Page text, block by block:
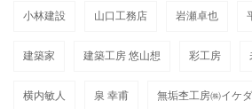
小林建設 山口工務店 岩瀬卓也
建築家 建築工房 悠山想 彩工房
横内敏人 泉 幸甫 無垢杢工房㈱イケダ